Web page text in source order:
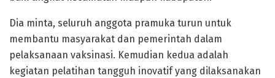
Dia minta, seluruh anggota pramuka turun untuk
membantu masyarakat dan pemerintah dalam
pelaksanaan vaksinasi. Kemudian kedua adalah
kegiatan pelatihan tangguh inovatif yang dilaksanakan